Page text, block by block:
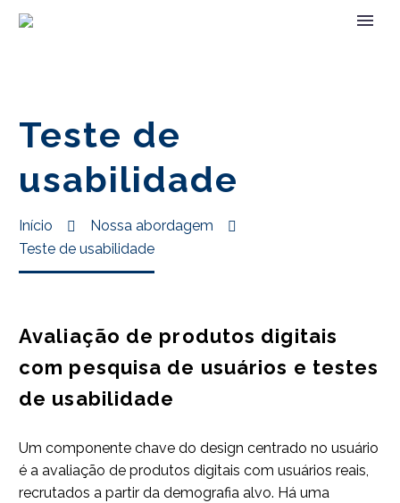
Teste de
usabilidade
Início
Nossa abordagem
Teste de usabilidade
Avaliação de produtos digitais
com pesquisa de usuários e testes
de usabilidade
Um componente chave do design centrado no usuário
é a avaliação de produtos digitais com usuários reais,
recrutados a partir da demografia alvo. Há uma